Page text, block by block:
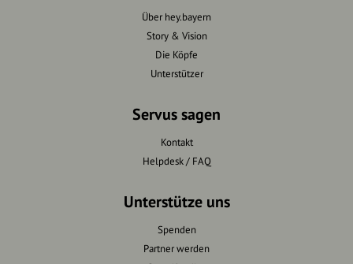
Über hey.bayern
Story & Vision
Die Köpfe
Unterstützer
Servus sagen
Kontakt
Helpdesk / FAQ
Unterstütze uns
Spenden
Partner werden